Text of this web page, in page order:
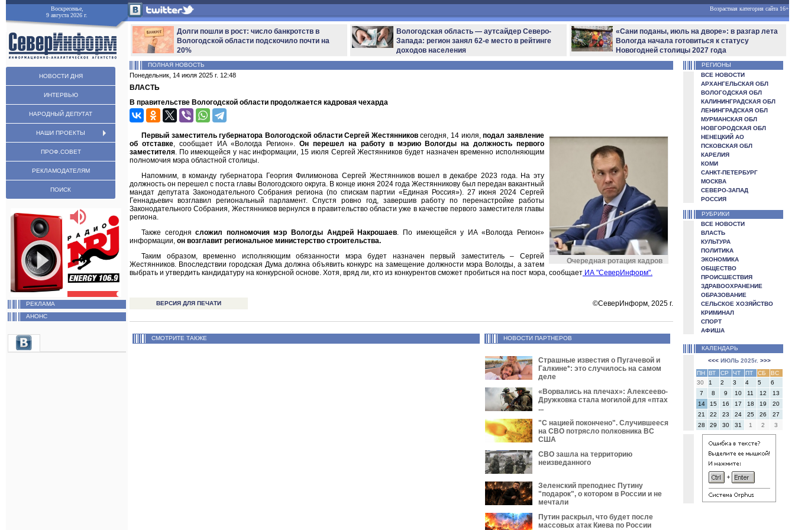
Воскресенье,
9 августа 2026 г.
НОВОСТИ ДНЯ
ИНТЕРВЬЮ
НАРОДНЫЙ ДЕПУТАТ
НАШИ ПРОЕКТЫ
ПРОФ.СОВЕТ
РЕКЛАМОДАТЕЛЯМ
ПОИСК
РЕКЛАМА
АНОНС
Возрастная категория сайта 16+
Долги пошли в рост: число банкротств в
Вологодской области подскочило почти на
20%
Вологодская область — аутсайдер Северо-
Запада: регион занял 62-е место в рейтинге
доходов населения
«Сани поданы, июль на дворе»: в разгар лета
Вологда начала готовиться к статусу
Новогодней столицы 2027 года
ПОЛНАЯ НОВОСТЬ
Понедельник, 14 июля 2025 г. 12:48
ВЛАСТЬ
В правительстве Вологодской области продолжается кадровая чехарда
Очередная ротация кадров
Первый заместитель губернатора Вологодской области Сергей Жестянниковсегодня, 14 июля,подал заявление
об отставке, сообщает ИА «Вологда Регион».Он перешел на работу в мэрию Вологды на должность первого
заместителя. По имеющейся у нас информации, 15 июля Сергей Жестянников будет назначен временно исполняющим
полномочия мэра областной столицы.
Напомним, в команду губернатора Георгия Филимонова Сергей Жестянников вошел в декабре 2023 года. На эту
должность он перешел с поста главы Вологодского округа. В конце июня 2024 года Жестянникову был передан вакантный
мандат депутата Законодательного Собрания региона (по спискам партии «Единая Россия»). 27 июня 2024 Сергей
Геннадьевич возглавил региональный парламент. Спустя ровно год, завершив работу по перенастройке работы
Законодательного Собрания, Жестянников вернулся в правительство области уже в качестве первого заместителя главы
региона.
Также сегоднясложил полномочия мэр Вологды Андрей Накрошаев. По имеющейся у ИА «Вологда Регион»
информации, он возглавит региональное министерство строительства.
Таким образом, временно исполняющим обязанности мэра будет назначен первый заместитель – Сергей
Жестянников. Впоследствии городская Дума должна объявить конкурс на замещение должности мэра Вологды, а затем
выбрать и утвердить кандидатуру на конкурсной основе. Хотя, вряд ли, кто из конкурентов сможет пробиться на пост мэра, сообщает ИА "СеверИнформ".
ВЕРСИЯ ДЛЯ ПЕЧАТИ ©СеверИнформ, 2025 г.
СМОТРИТЕ ТАКЖЕ НОВОСТИ ПАРТНЕРОВ
Страшные известия о Пугачевой и
Галкине*: это случилось на самом
деле
«Ворвались на плечах»: Алексеево-
Дружковка стала могилой для «птах
...
"С нацией покончено". Случившееся
на СВО потрясло полковника ВС
США
СВО зашла на территорию
неизведанного
Зеленский преподнес Путину
"подарок", о котором в России и не
мечтали
Путин раскрыл, что будет после
массовых атак Киева по России
РЕГИОНЫ
ВСЕ НОВОСТИ
АРХАНГЕЛЬСКАЯ ОБЛ
ВОЛОГОДСКАЯ ОБЛ
КАЛИНИНГРАДСКАЯ ОБЛ
ЛЕНИНГРАДСКАЯ ОБЛ
МУРМАНСКАЯ ОБЛ
НОВГОРОДСКАЯ ОБЛ
НЕНЕЦКИЙ АО
ПСКОВСКАЯ ОБЛ
КАРЕЛИЯ
КОМИ
САНКТ-ПЕТЕРБУРГ
МОСКВА
СЕВЕРО-ЗАПАД
РОССИЯ
РУБРИКИ
ВСЕ НОВОСТИ
ВЛАСТЬ
КУЛЬТУРА
ПОЛИТИКА
ЭКОНОМИКА
ОБЩЕСТВО
ПРОИСШЕСТВИЯ
ЗДРАВООХРАНЕНИЕ
ОБРАЗОВАНИЕ
СЕЛЬСКОЕ ХОЗЯЙСТВО
КРИМИНАЛ
СПОРТ
АФИША
КАЛЕНДАРЬ
<<<ИЮЛЬ 2025г. >>>
ПН
ВТ СР ЧТ ПТ СБ
ВС
30
1 2 3 4 5
6
7
8 9 10 11 12
13
14
15 16 17 18 19
20
21
22 23 24 25 26
27
28
29 30 31 1 2 3